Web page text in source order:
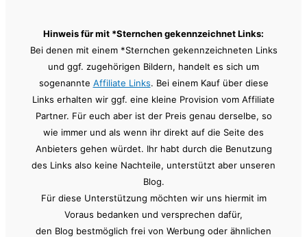
Hinweis für mit *Sternchen gekennzeichnet Links:
Bei denen mit einem *Sternchen gekennzeichneten Links
und ggf. zugehörigen Bildern, handelt es sich um
sogenannte Affiliate Links. Bei einem Kauf über diese
Links erhalten wir ggf. eine kleine Provision vom Affiliate
Partner. Für euch aber ist der Preis genau derselbe, so
wie immer und als wenn ihr direkt auf die Seite des
Anbieters gehen würdet. Ihr habt durch die Benutzung
des Links also keine Nachteile, unterstützt aber unseren
Blog.
Für diese Unterstützung möchten wir uns hiermit im
Voraus bedanken und versprechen dafür,
den Blog bestmöglich frei von Werbung oder ähnlichen